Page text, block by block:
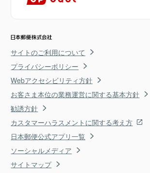
サイトのご利用について
プライバシーポリシー
Webアクセシビリティ方針
お客さま本位の業務運営に関する基本方針
勧誘方針
カスタマーハラスメントに関する考え方
日本郵便公式アプリ一覧
ソーシャルメディア
サイトマップ